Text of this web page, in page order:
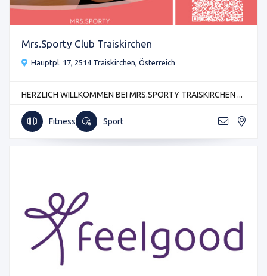
Mrs.Sporty Club Traiskirchen
Hauptpl. 17, 2514 Traiskirchen, Österreich
HERZLICH WILLKOMMEN BEI MRS.SPORTY TRAISKIRCHEN ...
Fitness Sport